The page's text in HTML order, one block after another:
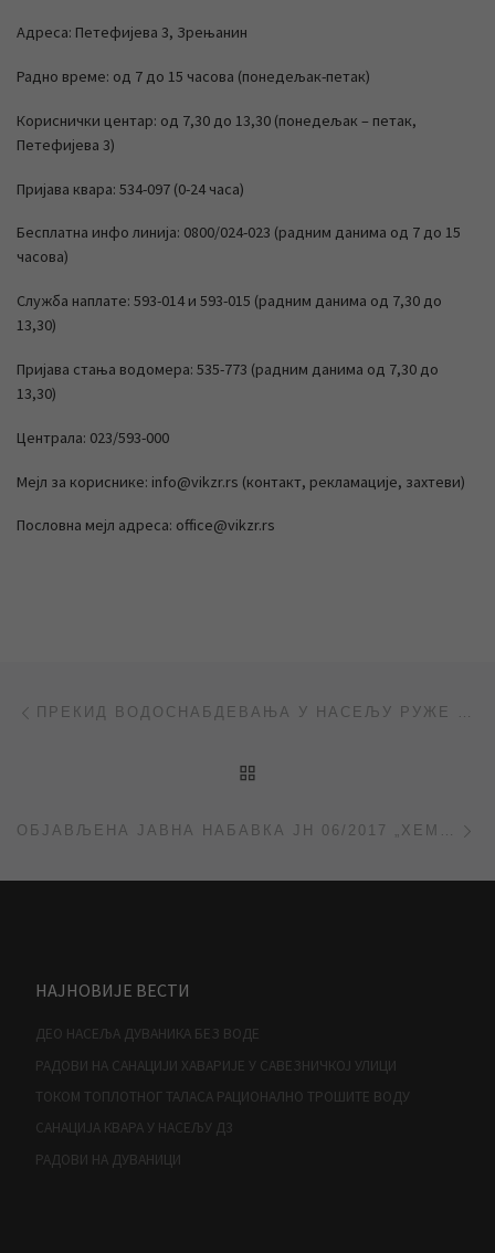
Адреса: Петефијева 3, Зрењанин
Радно време: од 7 до 15 часова (понедељак-петак)
Кориснички центар: од 7,30 до 13,30 (понедељак – петак,
Петефијева 3)
Пријава квара: 534-097 (0-24 часа)
Бесплатна инфо линија: 0800/024-023 (радним данима од 7 до 15
часова)
Служба наплате: 593-014 и 593-015 (радним данима од 7,30 до
13,30)
Пријава стања водомера: 535-773 (радним данима од 7,30 до
13,30)
Централа: 023/593-000
Мејл за кориснике: info@vikzr.rs (контакт, рекламације, захтеви)
Пословна мејл адреса: office@vikzr.rs
Post navigation ПРЕКИД ВОДОСНАБДЕВАЊА У НАСЕЉУ РУЖЕ ШУЛМАН
НАЈНОВИЈЕ ВЕСТИ
ДЕО НАСЕЉА ДУВАНИКА БЕЗ ВОДЕ
РАДОВИ НА САНАЦИЈИ ХАВАРИЈЕ У САВЕЗНИЧКОЈ УЛИЦИ
ТОКОМ ТОПЛОТНОГ ТАЛАСА РАЦИОНАЛНО ТРОШИТЕ ВОДУ
САНАЦИЈА КВАРА У НАСЕЉУ Д3
РАДОВИ НА ДУВАНИЦИ